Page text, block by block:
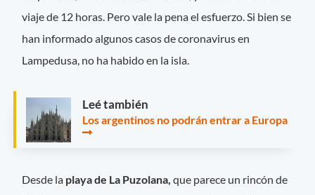
viaje de 12 horas. Pero vale la pena el esfuerzo. Si bien se
han informado algunos casos de coronavirus en
Lampedusa, no ha habido en la isla.
Leé también
Los argentinos no podrán entrar a Europa
Desde la playa de La Puzolana, que parece un rincón de